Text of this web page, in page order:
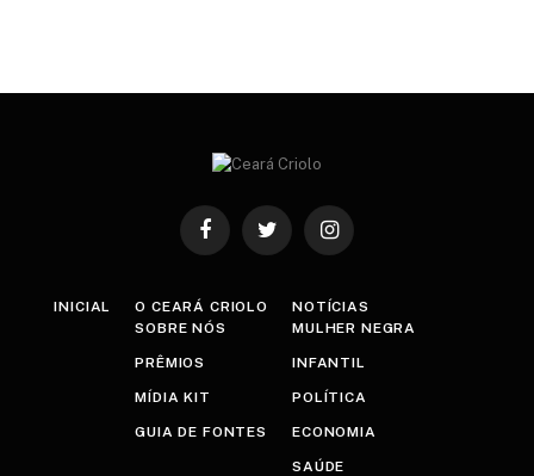
FacebookTwitter Instagram
INICIAL
O CEARÁ CRIOLO
SOBRE NÓS
PRÊMIOS
MÍDIA KIT
GUIA DE FONTES
NOTÍCIAS
MULHER NEGRA
INFANTIL
POLÍTICA
ECONOMIA
SAÚDE